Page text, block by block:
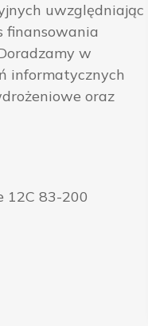
uwzględniając
finansowania
w
informatycznych
oraz
12C 83-200